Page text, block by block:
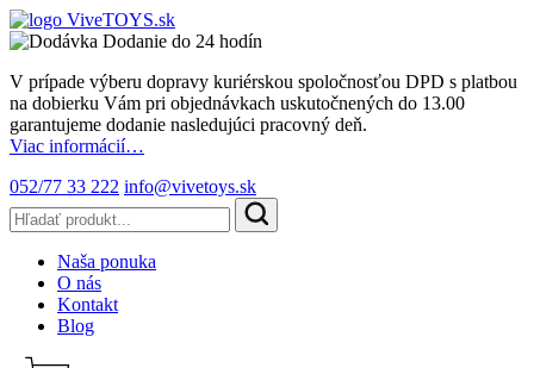
Dodanie do 24 hodín
V prípade výberu dopravy kuriérskou spoločnosťou DPD s platbou
na dobierku Vám pri objednávkach uskutočnených do 13.00
garantujeme dodanie nasledujúci pracovný deň.
Viac informácií…
052/77 33 222 info@vivetoys.sk
Naša ponuka
O nás
Kontakt
Blog